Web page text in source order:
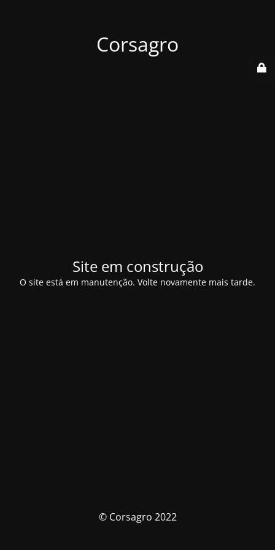
Corsagro
Site em construção
O site está em manutenção. Volte novamente mais tarde.
© Corsagro 2022